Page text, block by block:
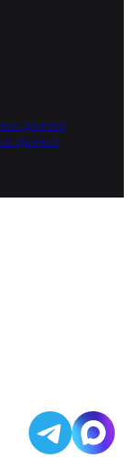
данных
данных